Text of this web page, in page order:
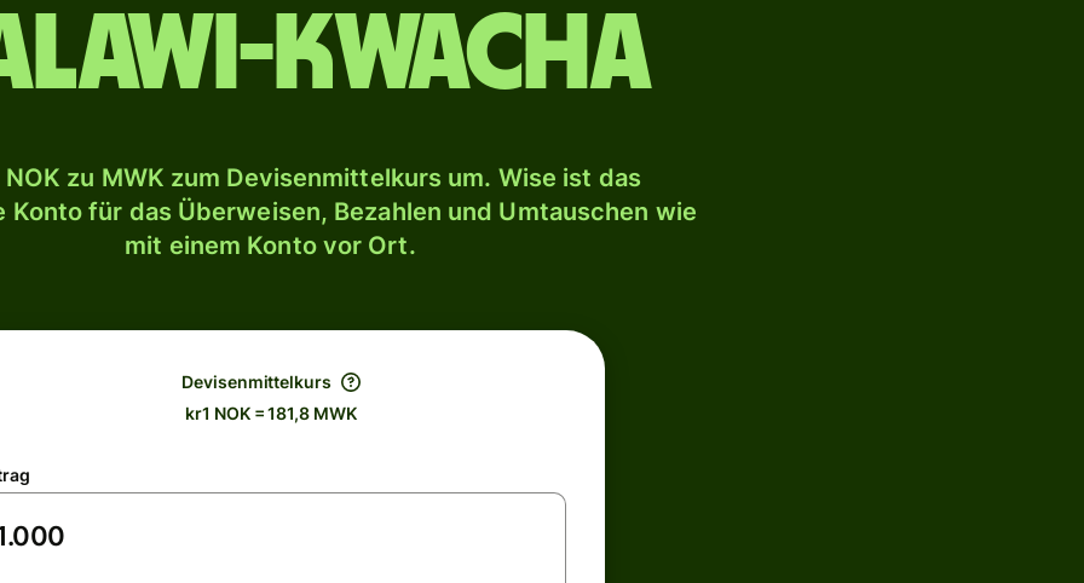
Kwacha
NOK zu MWK zum Devisenmittelkurs um. Wise ist das
Konto für das Überweisen, Bezahlen und Umtauschen wie
mit einem Konto vor Ort.
Devisenmittelkurs
kr1 NOK = 181,8 MWK